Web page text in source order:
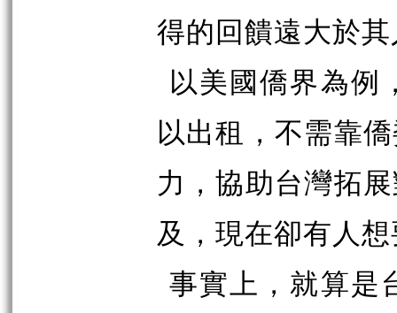
得的回饋遠大於
以美國僑界為例
以出租，不需靠
力，協助台灣拓
及，現在卻有人
事實上，就算是